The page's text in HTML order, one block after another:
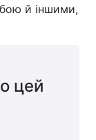
й іншими,
цей